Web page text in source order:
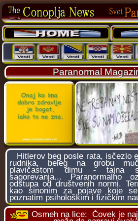
Paranormal
Hitlerov beg posle rata, isčezlo
rudnika, beleg na grobu
plavičastom dimu - tajna
sagorevanja... Paranormalno
odstupa od društvenih normi.
kao sinonim za pojave koje
poznatim psihološkim i fizičkim
Osmeh na lice: Čovek je